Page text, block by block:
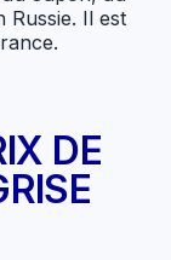
Russie. Il est
DE